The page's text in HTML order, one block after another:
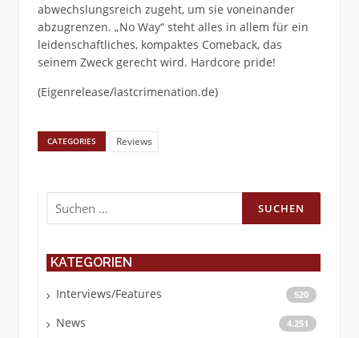
abwechslungsreich zugeht, um sie voneinander
abzugrenzen. „No Way“ steht alles in allem für ein
leidenschaftliches, kompaktes Comeback, das
seinem Zweck gerecht wird. Hardcore pride!
(Eigenrelease/lastcrimenation.de)
CATEGORIES Reviews
Suchen
nach:
KATEGORIEN
Interviews/Features 520
News 4.251